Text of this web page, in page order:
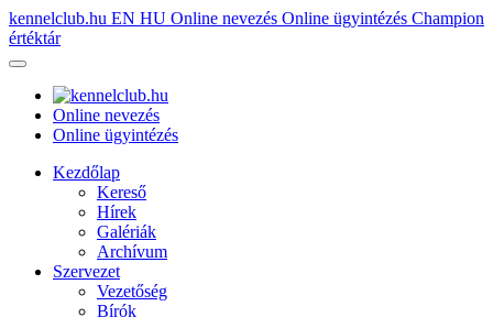
kennelclub.hu EN HU Online nevezés Online ügyintézés Champion
értéktár
Online nevezés
Online ügyintézés
Kezdőlap
Kereső
Hírek
Galériák
Archívum
Szervezet
Vezetőség
Bírók